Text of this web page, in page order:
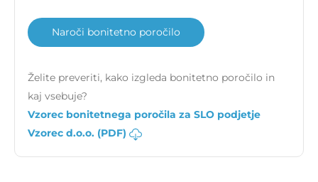
Naroči bonitetno poročilo
Želite preveriti, kako izgleda bonitetno poročilo in
kaj vsebuje?
Vzorec bonitetnega poročila za SLO podjetje
Vzorec d.o.o. (PDF)